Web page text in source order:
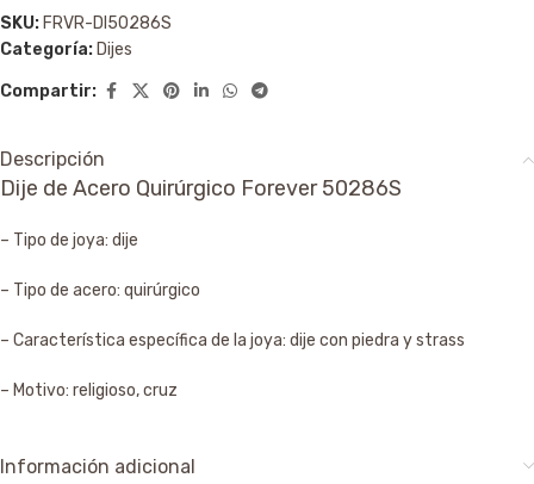
SKU: FRVR-DI50286S
Categoría: Dijes
Compartir:
Descripción
Dije de Acero Quirúrgico Forever 50286S
– Tipo de joya: dije
– Tipo de acero: quirúrgico
– Característica específica de la joya: dije con piedra y strass
– Motivo: religioso, cruz
Información adicional